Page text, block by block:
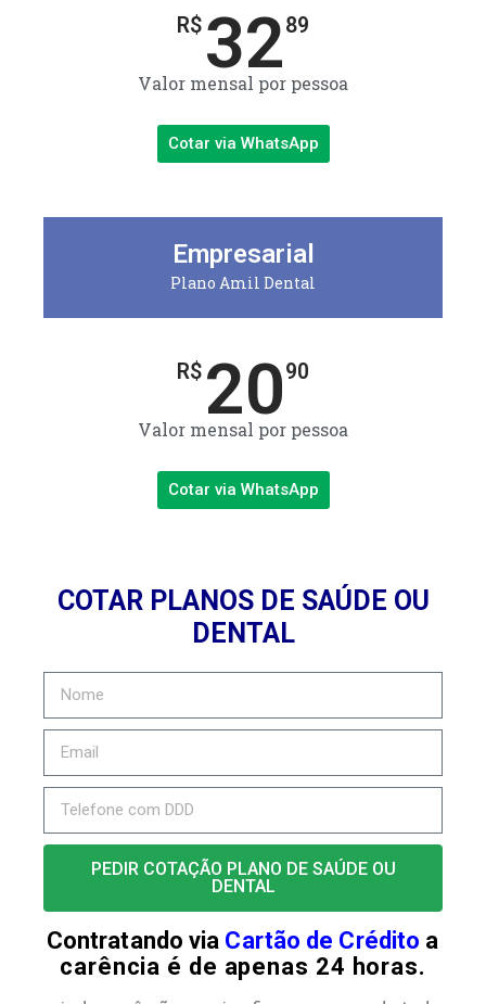
R$ 3289
Valor mensal por pessoa
Cotar via WhatsApp
Empresarial
Plano Amil Dental
R$ 2090
Valor mensal por pessoa
Cotar via WhatsApp
COTAR PLANOS DE SAÚDE OU
DENTAL
PEDIR COTAÇÃO PLANO DE SAÚDE OU
DENTAL
Contratando via Cartão de Crédito a
carência é de apenas 24 horas.